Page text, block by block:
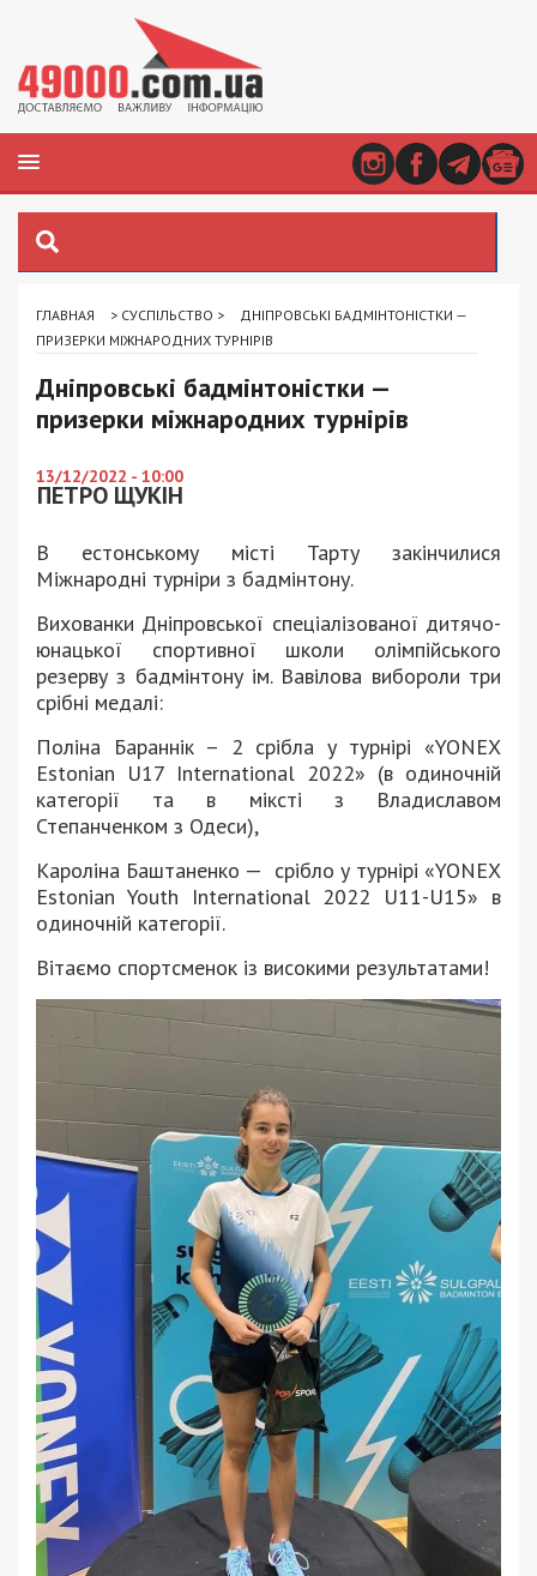
ГЛАВНАЯ > СУСПІЛЬСТВО >
ДНІПРОВСЬКІ БАДМІНТОНІСТКИ —
ПРИЗЕРКИ МІЖНАРОДНИХ ТУРНІРІВ
Дніпровські бадмінтоністки —
призерки міжнародних турнірів
13/12/2022 - 10:00
ПЕТРО ЩУКІН
В естонському місті Тарту закінчилися
Міжнародні турніри з бадмінтону.
Вихованки Дніпровської спеціалізованої дитячо-
юнацької спортивної школи олімпійського
резерву з бадмінтону ім. Вавілова вибороли три
срібні медалі:
Поліна Бараннік – 2 срібла у турнірі «YONEX
Estonian U17 International 2022» (в одиночній
категорії та в міксті з Владиславом
Степанченком з Одеси),
Кароліна Баштаненко — срібло у турнірі «YONEX
Estonian Youth International 2022 U11-U15» в
одиночній категорії.
Вітаємо спортсменок із високими результатами!